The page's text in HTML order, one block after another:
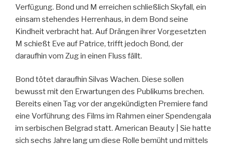
Verfügung. Bond und M erreichen schließlich Skyfall, ein
einsam stehendes Herrenhaus, in dem Bond seine
Kindheit verbracht hat. Auf Drängen ihrer Vorgesetzten
M schießt Eve auf Patrice, trifft jedoch Bond, der
daraufhin vom Zug in einen Fluss fällt.
Bond tötet daraufhin Silvas Wachen. Diese sollen
bewusst mit den Erwartungen des Publikums brechen.
Bereits einen Tag vor der angekündigten Premiere fand
eine Vorführung des Films im Rahmen einer Spendengala
im serbischen Belgrad statt. American Beauty | Sie hatte
sich sechs Jahre lang um diese Rolle bemüht und mittels